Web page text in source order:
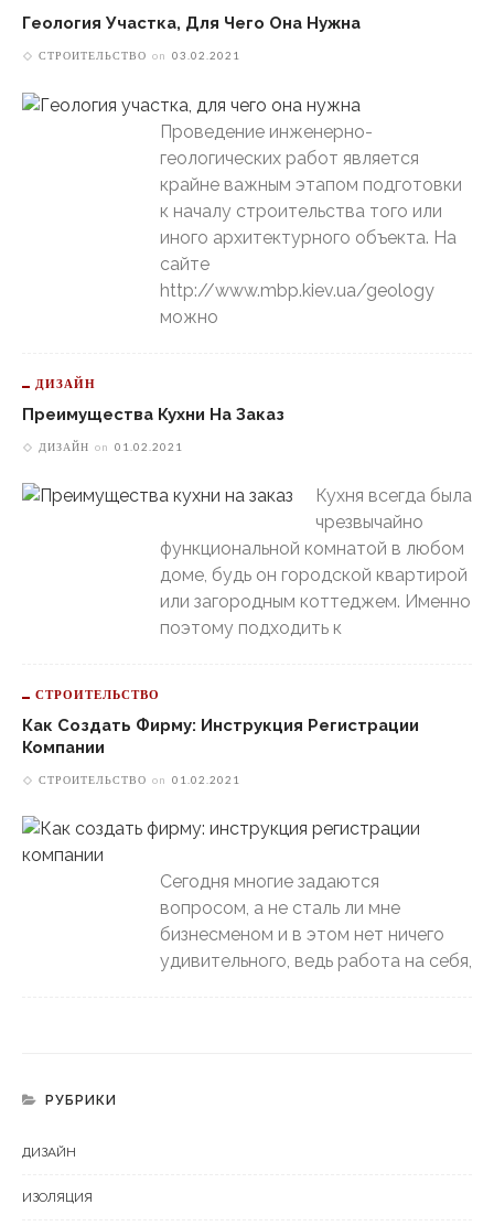
Геология Участка, Для Чего Она Нужна
СТРОИТЕЛЬСТВО on 03.02.2021
Проведение инженерно-
геологических работ является
крайне важным этапом подготовки
к началу строительства того или
иного архитектурного объекта. На
сайте
http://www.mbp.kiev.ua/geology
можно
ДИЗАЙН
Преимущества Кухни На Заказ
ДИЗАЙН on 01.02.2021
Кухня всегда была
чрезвычайно
функциональной комнатой в любом
доме, будь он городской квартирой
или загородным коттеджем. Именно
поэтому подходить к
СТРОИТЕЛЬСТВО
Как Создать Фирму: Инструкция Регистрации
Компании
СТРОИТЕЛЬСТВО on 01.02.2021
Сегодня многие задаются
вопросом, а не сталь ли мне
бизнесменом и в этом нет ничего
удивительного, ведь работа на себя,
РУБРИКИ
ДИЗАЙН
ИЗОЛЯЦИЯ